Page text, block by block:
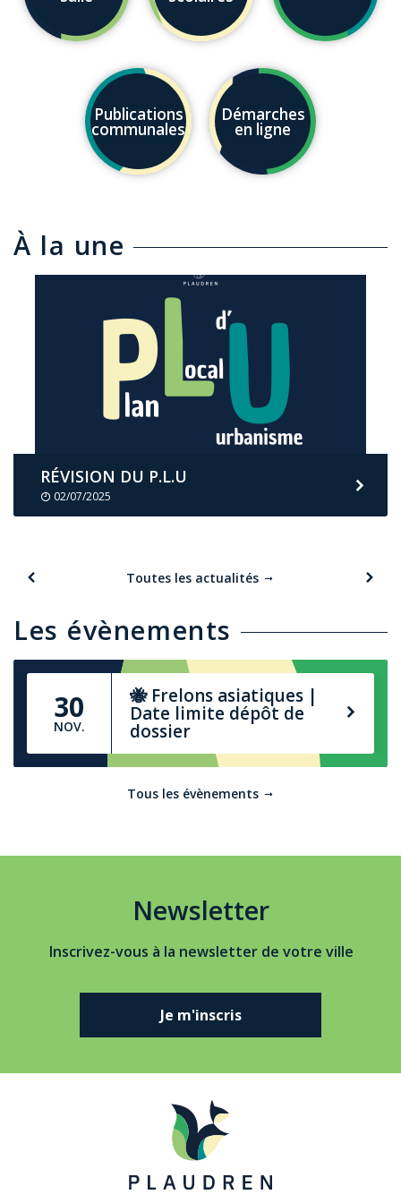
Publications
communales
Démarches
en ligne
À la une
RÉVISION DU P.L.U
02/07/2025
Toutes les actualités
Les évènements
30
NOV.
🐝 Frelons asiatiques |
Date limite dépôt de
dossier
Tous les évènements
Newsletter
Inscrivez-vous à la newsletter de votre ville
Je m'inscris